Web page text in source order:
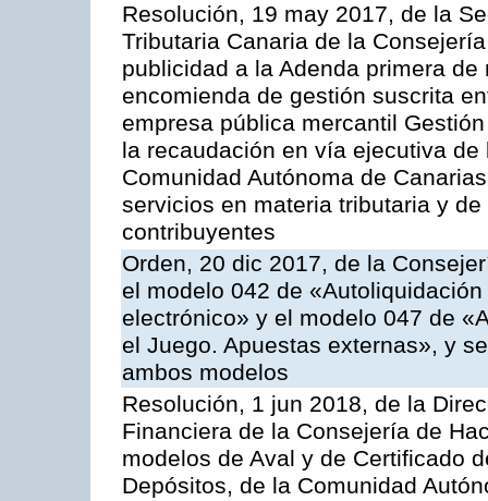
Resolución, 19 may 2017, de la
Tributaria Canaria de la
publicidad a la Adenda primera
encomienda de gestión suscrita
empresa pública mercantil
la recaudación en vía ejecutiva
Comunidad Autónoma de
servicios en materia tributaria y
contribuyentes
Orden, 20 dic 2017, de la
el modelo 042 de
electrónico» y el modelo 047 de
el Juego. Apuestas externas», y
ambos modelos
Resolución, 1 jun 2018, de la
Financiera de la Consejería de
modelos de Aval y de Certificado
Depósitos, de la Comunidad